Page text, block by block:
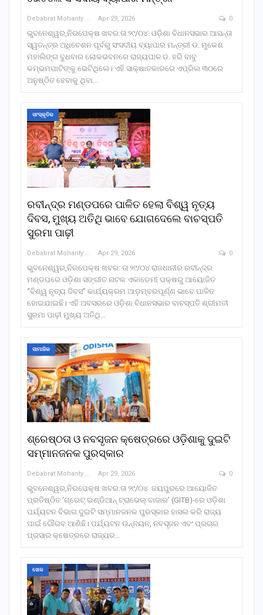
Apr 29, 2026 0
ଭୁବନେଶ୍ୱର,ନିରପେକ୍ଷ ଖବର:ତା ୨୯/୦୪: ଓଡ଼ିଶା ବିଧାନସଭାର ଆସନ୍ତା
ସ୍ୱତନ୍ତ୍ର ଅଧିବେଶନ ପୂର୍ବରୁ ସଂସଦୀୟ ବ୍ୟାପାର ମନ୍ତ୍ରୀ ଡ. ମୁକେଶ
ମହାଲିଙ୍ଗ ବୁଧବାର ଲୋକଭବନରେ ରାଜ୍ୟପାଳ ଡ. ହରି ବାବୁ
କମ୍ଭମପାଟିଙ୍କୁ ଭେଟିଥିଲେ। ଏହି ସାକ୍ଷାତକାରରେ ଏପ୍ରିଲ ୩୦ରେ
ଅନୁଷ୍ଠିତ ହେବାକୁ ଥିବା…
ସାଂସ୍କୃତିକ
ରବୀନ୍ଦ୍ର ମଣ୍ଡପରେ ପାଳିତ ହେଲା ବିଶ୍ୱ ନୃତ୍ୟ
ଦିବସ, ମୁଖ୍ୟ ଅତିଥି ଭାବେ ଯୋଗଦେଲେ ବାଚସ୍ପତି
ସୁରମା ପାଢ଼ୀ
Debabrat Mohanty Apr 29, 2026 0
ଭୁବନେଶ୍ୱର,ନିରପେକ୍ଷ ଖବର: ତା ୨୯/୦୪ ରାଜଧାନୀର ରବୀନ୍ଦ୍ର
ମଣ୍ଡପରେ ଓଡ଼ିଶା ସଙ୍ଗୀତ ନାଟକ ଏକାଡେମୀ ପକ୍ଷରୁ ଆୟୋଜିତ
“ବିଶ୍ୱ ନୃତ୍ୟ ଦିବସ” କାର୍ଯ୍ୟକ୍ରମ ଆଡ଼ମ୍ବରପୂର୍ଣ୍ଣ ଭାବେ ପାଳିତ
ହୋଇଯାଇଛି। ଏହି ଅବସରରେ ଓଡ଼ିଶା ବିଧାନସଭାର ବାଚସ୍ପତି ଶ୍ରୀମତୀ
ସୁରମା ପାଢ଼ୀ ମୁଖ୍ୟ ଅତିଥି…
ସାମାଜିକ
ଶ୍ରେଷ୍ଠତା ଓ ନବସୃଜନ କ୍ଷେତ୍ରରେ ଓଡ଼ିଶାକୁ ଦୁଇଟି
ସମ୍ମାନଜନକ ପୁରସ୍କାର
Debabrat Mohanty Apr 29, 2026 0
ଭୁବନେଶ୍ୱର,ନିରପେକ୍ଷ ଖବର:ତା ୨୯/୦୪ ଜୟପୁରରେ ଆୟୋଜିତ
ପ୍ରତିଷ୍ଠିତ ‘ଗ୍ରେଟ୍ ଇଣ୍ଡିଆନ୍ ଟ୍ରାଭେଲ୍ ବାଜାର’ (GITB)-ରେ ଓଡ଼ିଶା
ପର୍ଯ୍ୟଟନ ବିଭାଗ ଦୁଇଟି ସମ୍ମାନଜନକ ପୁରସ୍କାର ହାସଲ କରି ରାଜ୍ୟ
ପାଇଁ ଗୌରବ ଆଣିଛି। ପର୍ଯ୍ୟଟନ ଉନ୍ନୟନ, ନବସୃଜନ ଏବଂ ପ୍ରଚାର
ପ୍ରସାର କ୍ଷେତ୍ରରେ ରାଜ୍ୟର…
ଖେଳ